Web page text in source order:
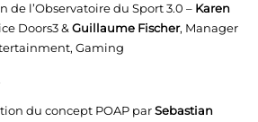
de l’Observatoire du Sport 3.0 – Karen
Doors3 &Guillaume Fischer, Manager
Gaming
du concept POAP parSebastian